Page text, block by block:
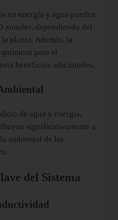
en energía y agua pueden
anuales, dependiendo del
planta. Además, la
para el
beneficios adicionales.
de agua y energía,
significativamente a
ambiental de las
del Sistema